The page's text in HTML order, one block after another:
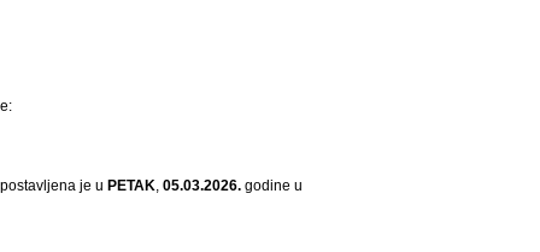
je u PETAK, 05.03.2026. godine u